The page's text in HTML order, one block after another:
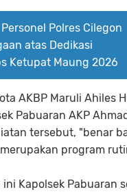
Polres Cilegon
atas Dedikasi
Ketupat Maung 2026
AKBP Maruli Ahiles
Pabuaran AKP
tersebut, "benar
program
Kapolsek Pabuaran